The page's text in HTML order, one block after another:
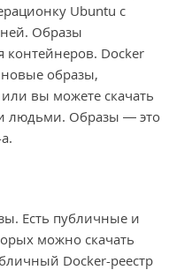
Ubuntu c
Образы
контейнеров. Docker
новые образы,
вы можете скачать
людьми. Образы — это
Есть публичные и
можно скачать
Docker-реестр